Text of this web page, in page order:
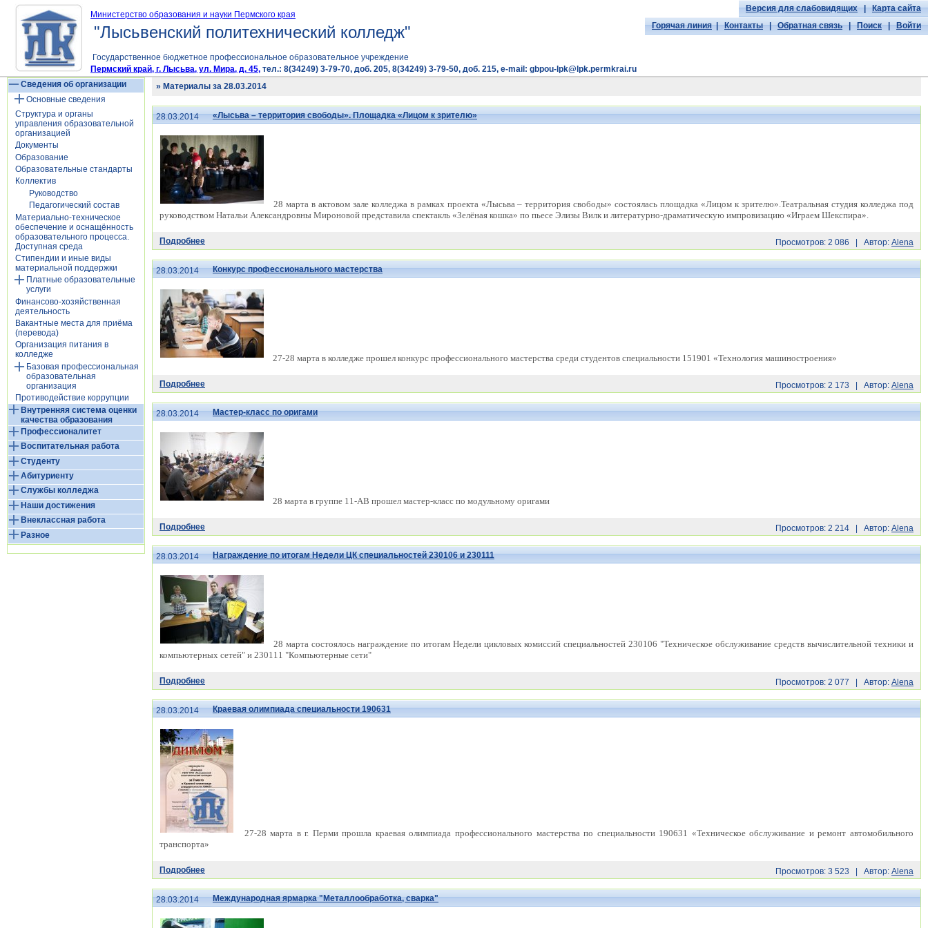
Министерство образования и науки Пермского края
"Лысьвенский политехнический колледж"
Версия для слабовидящих|Карта сайта
Горячая линия|Контакты|Обратная связь|Поиск|Войти
Государственное бюджетное профессиональное образовательное учреждение
Пермский край, г. Лысьва, ул. Мира, д. 45, тел.: 8(34249) 3-79-70, доб. 205, 8(34249) 3-79-50, доб. 215, e-mail: gbpou-lpk@lpk.permkrai.ru
Сведения об организации
Основные сведения
Структура и органы
управления образовательной
организацией
Документы
Образование
Образовательные стандарты
Коллектив
Руководство
Педагогический состав
Материально-техническое
обеспечение и оснащённость
образовательного процесса.
Доступная среда
Стипендии и иные виды
материальной поддержки
Платные образовательные
услуги
Финансово-хозяйственная
деятельность
Вакантные места для приёма
(перевода)
Организация питания в
колледже
Базовая профессиональная
образовательная
организация
Противодействие коррупции
Внутренняя система оценки
качества образования
Профессионалитет
Воспитательная работа
Студенту
Абитуриенту
Службы колледжа
Наши достижения
Внеклассная работа
Разное
» Материалы за 28.03.2014
28.03.2014 «Лысьва – территория свободы». Площадка «Лицом к зрителю»
28 марта в актовом зале колледжа в рамках проекта «Лысьва – территория свободы» состоялась площадка «Лицом к зрителю».Театральная студия колледжа под
руководством Натальи Александровны Мироновой представила спектакль «Зелёная кошка» по пьесе Элизы Вилк и литературно-драматическую импровизацию «Играем Шекспира».
Подробнее Просмотров: 2 086 | Автор: Alena
28.03.2014 Конкурс профессионального мастерства
27-28 марта в колледже прошел конкурс профессионального мастерства среди студентов специальности 151901 «Технология машиностроения»
Подробнее Просмотров: 2 173 | Автор: Alena
28.03.2014 Мастер-класс по оригами
28 марта в группе 11-АВ прошел мастер-класс по модульному оригами
Подробнее Просмотров: 2 214 | Автор: Alena
28.03.2014 Награждение по итогам Недели ЦК специальностей 230106 и 230111
28 марта состоялось награждение по итогам Недели цикловых комиссий специальностей 230106 "Техническое обслуживание средств вычислительной техники и
компьютерных сетей" и 230111 "Компьютерные сети"
Подробнее Просмотров: 2 077 | Автор: Alena
28.03.2014 Краевая олимпиада специальности 190631
27-28 марта в г. Перми прошла краевая олимпиада профессионального мастерства по специальности 190631 «Техническое обслуживание и ремонт автомобильного
транспорта»
Подробнее Просмотров: 3 523 | Автор: Alena
28.03.2014 Международная ярмарка "Металлообработка, сварка"